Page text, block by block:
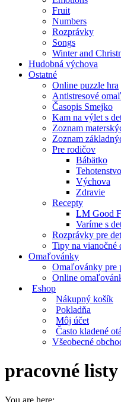
Fruit
Numbers
Rozprávky
Songs
Winter and
Hudobná výchova
Ostatné
Online puzzle hra
Antistresové
Časopis Smejko
Kam na výlet s
Zoznam
Zoznam
Pre rodičov
Bábätko
Tehotenstvo
Výchova
Zdravie
Recepty
LM Good
Varíme s
Rozprávky pre
Tipy na vianočné
Omaľovánky
Omaľovánky pre
Online
Eshop
Nákupný košík
Pokladňa
Môj účet
Často kladené
Všeobecné
pracovné
You are here: